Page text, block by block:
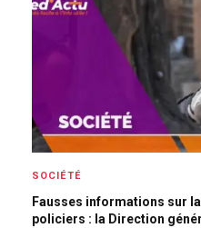
SOCIÉTÉ
Fausses informations sur
policiers : la Direction